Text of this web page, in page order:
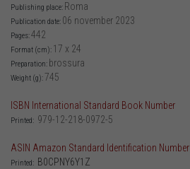
Publishing place: Roma
Publication date: 06 november 2023
Pages:442
Format (cm): 17 x 24
Preparation: brossura
Weight (g):745
ISBN International Standard Book Number
Printed: 979-12-218-0972-5
ASIN Amazon Standard Identification Number
Printed: B0CPNY6Y1Z